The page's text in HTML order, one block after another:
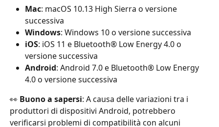
Mac: macOS 10.13 High Sierra o versione
successiva
Windows: Windows 10 o versione successiva
iOS: iOS 11 e Bluetooth® Low Energy 4.0 o
versione successiva
Android: Android 7.0 e Bluetooth® Low Energy
4.0 o versione successiva
👀 Buono a sapersi: A causa delle variazioni tra i
produttori di dispositivi Android, potrebbero
verificarsi problemi di compatibilità con alcuni